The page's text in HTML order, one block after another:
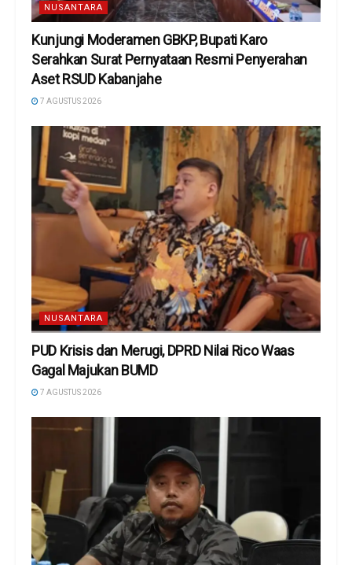
NUSANTARA
Kunjungi Moderamen GBKP, Bupati Karo
Serahkan Surat Pernyataan Resmi Penyerahan
Aset RSUD Kabanjahe
7 AGUSTUS 2026
NUSANTARA
PUD Krisis dan Merugi, DPRD Nilai Rico Waas
Gagal Majukan BUMD
7 AGUSTUS 2026